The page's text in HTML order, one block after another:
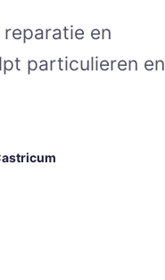
en
particulieren en